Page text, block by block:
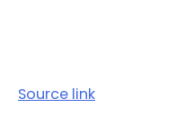
Source link